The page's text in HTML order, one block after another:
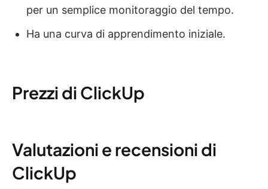
per un semplice monitoraggio del tempo.
Ha una curva di apprendimento iniziale.
Prezzi di ClickUp
Valutazioni e recensioni di
ClickUp